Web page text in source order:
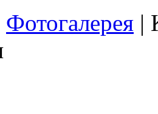
Фотогалерея |